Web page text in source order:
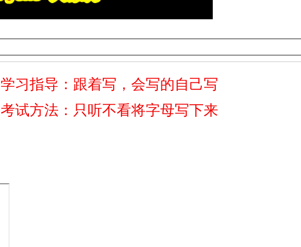
学习指导：跟着写，会写的自己写
考试方法：只听不看将字母写下来